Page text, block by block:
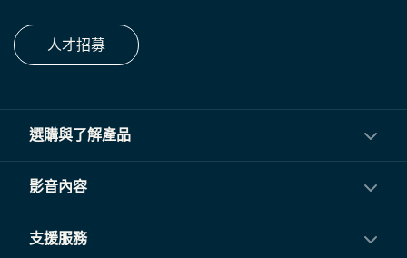
人才招募
選購與了解產品
投影機
閨蜜機與電視
影音內容
影音訂閱
支援服務